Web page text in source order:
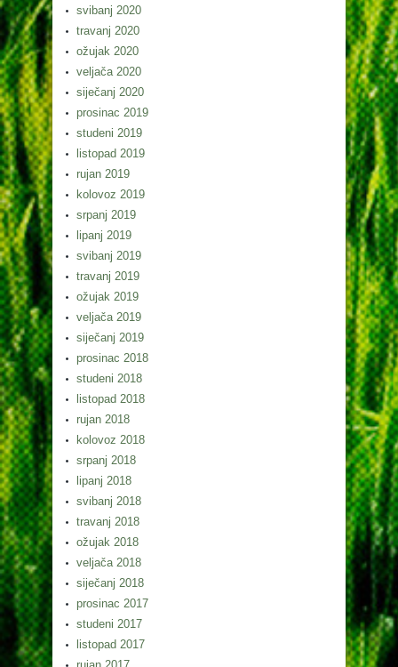
svibanj 2020
travanj 2020
ožujak 2020
veljača 2020
siječanj 2020
prosinac 2019
studeni 2019
listopad 2019
rujan 2019
kolovoz 2019
srpanj 2019
lipanj 2019
svibanj 2019
travanj 2019
ožujak 2019
veljača 2019
siječanj 2019
prosinac 2018
studeni 2018
listopad 2018
rujan 2018
kolovoz 2018
srpanj 2018
lipanj 2018
svibanj 2018
travanj 2018
ožujak 2018
veljača 2018
siječanj 2018
prosinac 2017
studeni 2017
listopad 2017